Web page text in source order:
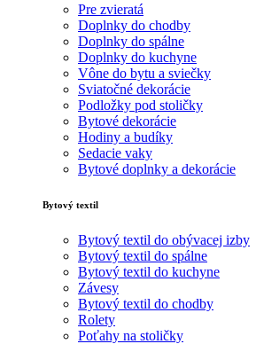
Pre zvieratá
Doplnky do chodby
Doplnky do spálne
Doplnky do kuchyne
Vône do bytu a sviečky
Sviatočné dekorácie
Podložky pod stoličky
Bytové dekorácie
Hodiny a budíky
Sedacie vaky
Bytové doplnky a dekorácie
Bytový textil
Bytový textil do obývacej izby
Bytový textil do spálne
Bytový textil do kuchyne
Závesy
Bytový textil do chodby
Rolety
Poťahy na stoličky